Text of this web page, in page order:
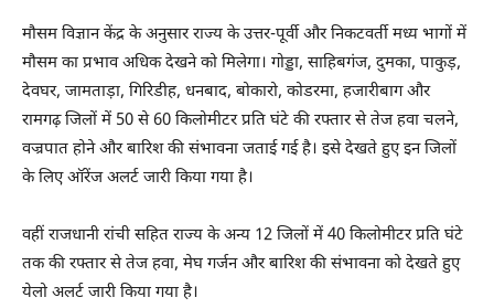
मौसम विज्ञान केंद्र के अनुसार राज्य के उत्तर-पूर्वी और निकटवर्ती मध्य भागों में
मौसम का प्रभाव अधिक देखने को मिलेगा। गोड्डा, साहिबगंज, दुमका, पाकुड़,
देवघर, जामताड़ा, गिरिडीह, धनबाद, बोकारो, कोडरमा, हजारीबाग और
रामगढ़ जिलों में 50 से 60 किलोमीटर प्रति घंटे की रफ्तार से तेज हवा चलने,
वज्रपात होने और बारिश की संभावना जताई गई है। इसे देखते हुए इन जिलों
के लिए ऑरेंज अलर्ट जारी किया गया है।
वहीं राजधानी रांची सहित राज्य के अन्य 12 जिलों में 40 किलोमीटर प्रति घंटे
तक की रफ्तार से तेज हवा, मेघ गर्जन और बारिश की संभावना को देखते हुए
येलो अलर्ट जारी किया गया है।